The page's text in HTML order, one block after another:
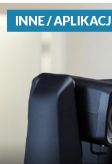
INNE /